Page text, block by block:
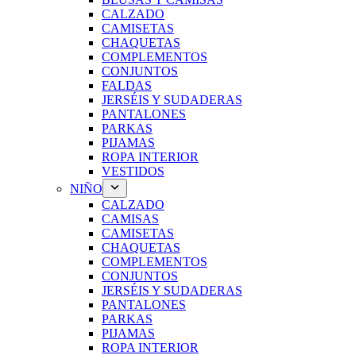
CALZADO
CAMISETAS
CHAQUETAS
COMPLEMENTOS
CONJUNTOS
FALDAS
JERSÉIS Y SUDADERAS
PANTALONES
PARKAS
PIJAMAS
ROPA INTERIOR
VESTIDOS
NIÑO
CALZADO
CAMISAS
CAMISETAS
CHAQUETAS
COMPLEMENTOS
CONJUNTOS
JERSÉIS Y SUDADERAS
PANTALONES
PARKAS
PIJAMAS
ROPA INTERIOR